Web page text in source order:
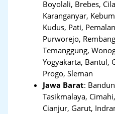
Boyolali, Brebes,
Karanganyar,
Kudus, Pati,
Purworejo,
Temanggung,
Yogyakarta, Bantul,
Progo, Sleman
Jawa Barat:
Tasikmalaya,
Cianjur, Garut,